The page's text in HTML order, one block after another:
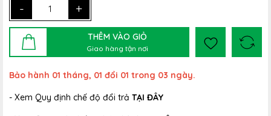
- +
THÊM VÀO GIỎ
Giao hàng tận nơi
Bảo hành 01 tháng, 01 đổi 01 trong 03 ngày.
- Xem Quy định chế độ đổi trả TẠI ĐÂY